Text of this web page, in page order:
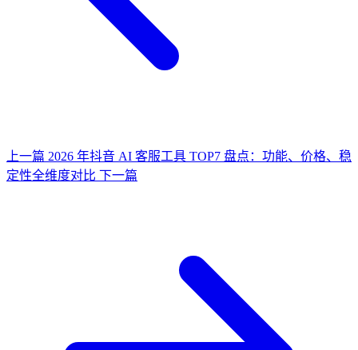
上一篇 2026 年抖音 AI 客服工具 TOP7 盘点：功能、价格、稳
定性全维度对比 下一篇